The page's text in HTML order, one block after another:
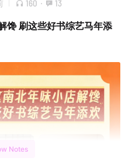
160 · 13
馋 刷这些好书综艺马年添
Notes